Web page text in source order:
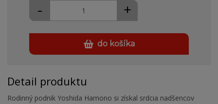
+
-
do košíka
Detail produktu
Rodinný podnik Yoshida Hamono si získal srdcia nadšencov